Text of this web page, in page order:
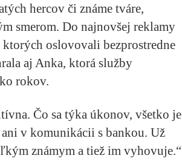
hercov či známe tváre,
smerom. Do najnovšej reklamy
oslovovali bezprostredne
aj Anka, ktorá služby
rokov.
Čo sa týka úkonov, všetko je
v komunikácii s bankou. Už
známym a tiež im vyhovuje.“